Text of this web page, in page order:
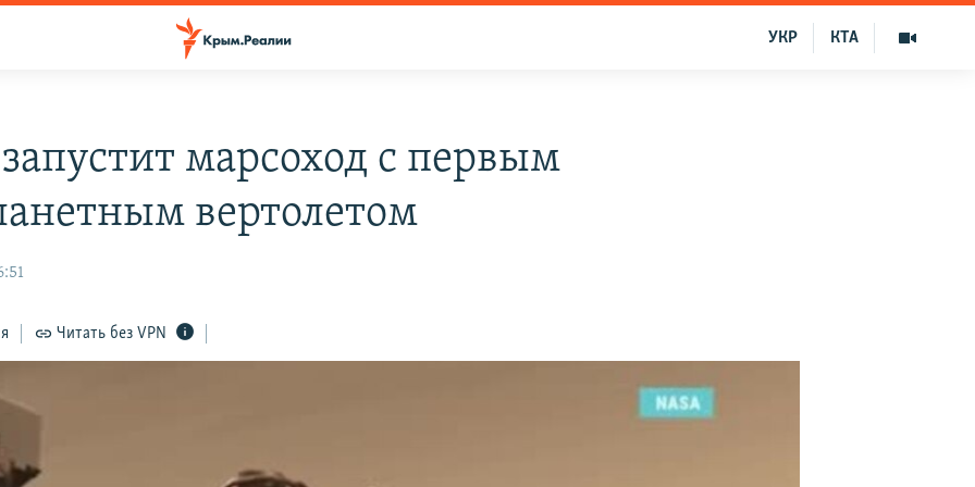
КТА
УКР
марсоход с первым
вертолетом
Читать без VPN